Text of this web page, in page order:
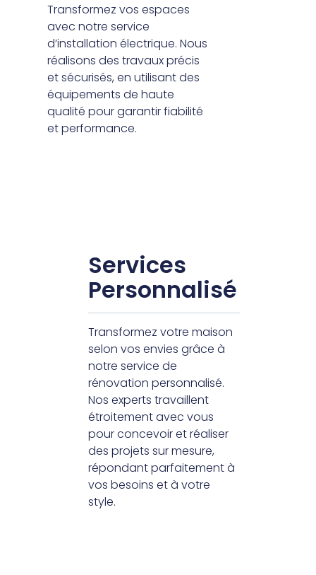
Transformez vos espaces
avec notre service
d’installation électrique. Nous
réalisons des travaux précis
et sécurisés, en utilisant des
équipements de haute
qualité pour garantir fiabilité
et performance.
Services
Personnalisé
Transformez votre maison
selon vos envies grâce à
notre service de
rénovation personnalisé.
Nos experts travaillent
étroitement avec vous
pour concevoir et réaliser
des projets sur mesure,
répondant parfaitement à
vos besoins et à votre
style.